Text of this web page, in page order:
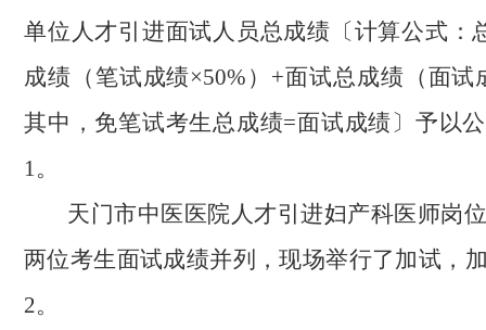
单位人才引进面试人员总成绩〔计算公式：
成绩（笔试成绩×50%）+面试总成绩（面试
其中，免笔试考生总成绩=面试成绩〕予以
1。
天门市中医医院人才引进妇产科医师岗
两位考生面试成绩并列，现场举行了加试，
2。